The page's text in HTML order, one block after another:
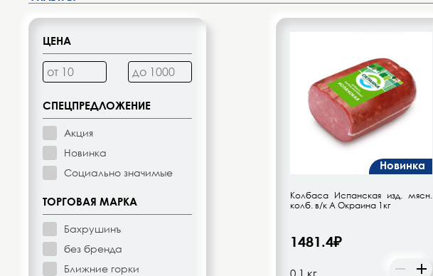
Диетическое питание
Изделия кондитерские
Бакалея
Орехи, цукаты, драже
Восточная кухня
Кофе и кофейные напитки
Чай и чайные напитки
ЦЕНА
СПЕЦПРЕДЛОЖЕНИЕ
Акция
Новинка
Социально значимые
ТОРГОВАЯ МАРКА
Бахрушинъ
без бренда
Ближние горки
Новинка
Колбаса Испанская изд. мясн.
колб. в/к А Окраина 1кг
1481.4₽